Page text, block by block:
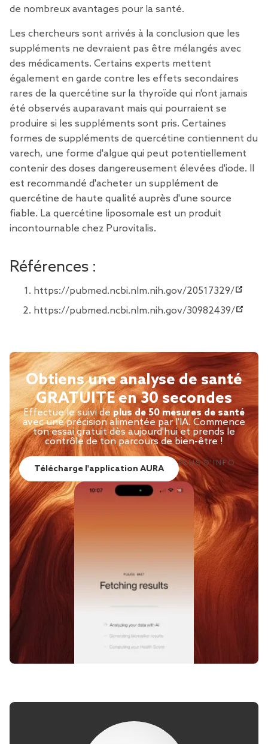
de nombreux avantages pour la santé.
Les chercheurs sont arrivés à la conclusion que les
suppléments ne devraient pas être mélangés avec
des médicaments. Certains experts mettent
également en garde contre les effets secondaires
rares de la quercétine sur la thyroïde qui n'ont jamais
été observés auparavant mais qui pourraient se
produire si les suppléments sont pris. Certaines
formes de suppléments de quercétine contiennent du
varech, une forme d'algue qui peut potentiellement
contenir des doses dangereusement élevées d'iode. Il
est recommandé d'acheter un supplément de
quercétine de haute qualité auprès d'une source
fiable. La quercétine liposomale est un produit
incontournable chez Purovitalis.
Références :
https://pubmed.ncbi.nlm.nih.gov/20517329/
https://pubmed.ncbi.nlm.nih.gov/30982439/
Obtiens une analyse de santé
GRATUITE en 30 secondes
Effectue le suivi deplus de 50 mesures de santé
avec une précision alimentée par l'IA. Commence
ton essai gratuit dès aujourd'hui et prends le
contrôle de ton parcours de bien-être !
Télécharge l'application AURA
PLUS D'INFO